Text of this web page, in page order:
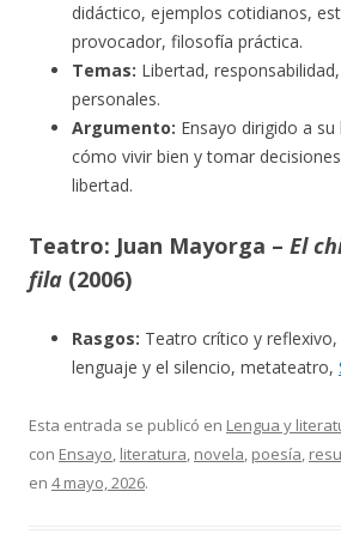
didáctico, ejemplos cotidianos,
provocador, filosofía práctica.
Temas: Libertad,
personales.
Argumento: Ensayo dirigido a
cómo vivir bien y tomar
libertad.
Teatro: Juan Mayorga – El
fila (2006)
Rasgos: Teatro crítico y
lenguaje y el silencio, metateatro,
Esta entrada se publicó en Lengua y
con Ensayo, literatura, novela, poesía,
en 4 mayo, 2026.